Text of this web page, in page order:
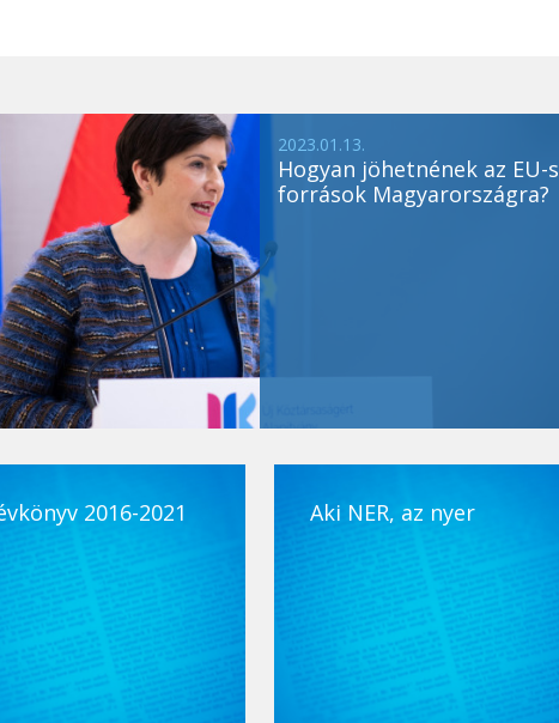
2023.01.13.
Hogyan jöhetnének az EU-s
források Magyarországra?
2016-2021 Aki NER, az nyer